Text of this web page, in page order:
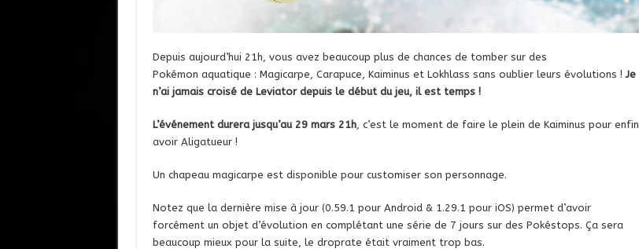
Depuis aujourd’hui 21h, vous avez beaucoup plus de chances de tomber sur des
Pokémon aquatique : Magicarpe, Carapuce, Kaiminus et Lokhlass sans oublier leurs évolutions !Je
n’ai jamais croisé de Leviator depuis le début du jeu, il est temps !
L’événement durera jusqu’au 29 mars 21h, c’est le moment de faire le plein de Kaiminus pour enfin
avoir Aligatueur !
Un chapeau magicarpe est disponible pour customiser son personnage.
Notez que la dernière mise à jour (0.59.1 pour Android & 1.29.1 pour iOS) permet d’avoir
forcément un objet d’évolution en complétant une série de 7 jours sur des Pokéstops. Ça sera
beaucoup mieux pour la suite, le droprate était vraiment trop bas.